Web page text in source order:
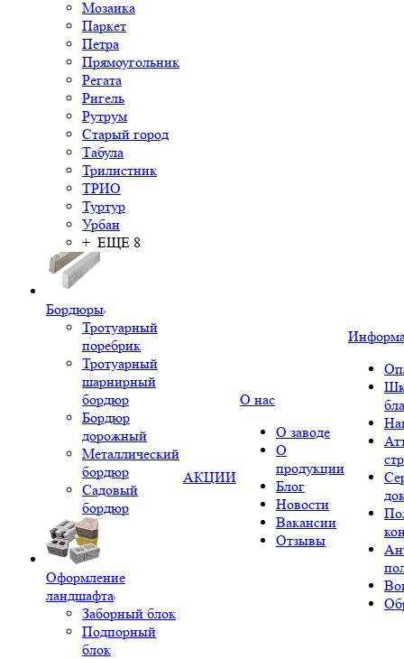
Мозаика
Паркет
Петра
Прямоугольник
Регата
Ригель
Рутрум
Старый город
Табула
Трилистник
ТРИО
Туртур
Урбан
+ ЕЩЕ 8
Бордюры
Тротуарный
поребрик
Тротуарный
шарнирный
бордюр
Бордюр
дорожный
Металлический
бордюр
Садовый
бордюр
Оформление
ландшафта
Заборный блок
Подпорный
блок
АКЦИИ
О нас
О заводе
О
продукции
Блог
Новости
Вакансии
Отзывы